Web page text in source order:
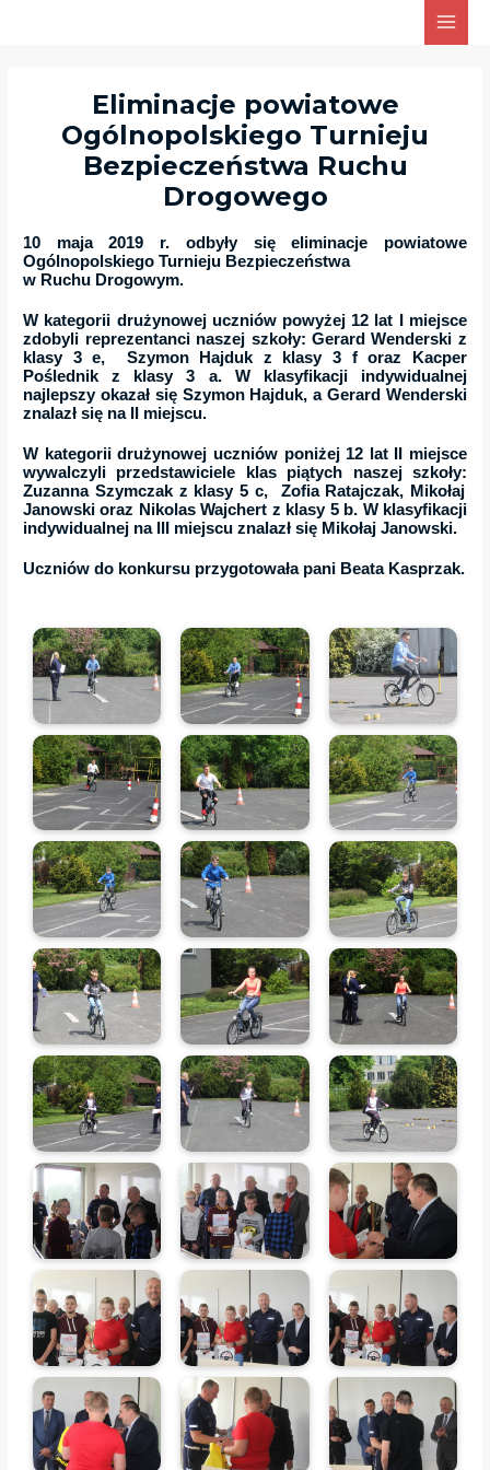
Main
Eliminacje powiatowe
Ogólnopolskiego Turnieju
Bezpieczeństwa Ruchu
Drogowego
10 maja 2019 r. odbyły sięeliminacje powiatowe
Ogólnopolskiego Turnieju Bezpieczeństwa
w Ruchu Drogowym.
W kategorii drużynowej uczniów powyżej 12 lat I miejsce
zdobyli reprezentancinaszej szkoły: Gerard Wenderski z
klasy 3 e, Szymon Hajduk z klasy3 foraz Kacper
Poślednik z klasy3 a. W klasyfikacjiindywidualnej
najlepszyokazał się Szymon Hajduk, aGerard Wenderski
znalazł się naII miejscu.
W kategoriidrużynowej uczniów poniżej 12 lat II miejsce
wywalczyli przedstawiciele klas piątych naszej szkoły:
Zuzanna Szymczakz klasy5 c, Zofia Ratajczak, Mikołaj
Janowskioraz Nikolas Wajchert z klasy 5 b. W klasyfikacji
indywidualnej na III miejscu znalazł się Mikołaj Janowski.
Uczniów do konkursu przygotowała pani Beata Kasprzak.